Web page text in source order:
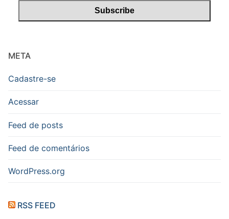
META
Cadastre-se
Acessar
Feed de posts
Feed de comentários
WordPress.org
RSS FEED